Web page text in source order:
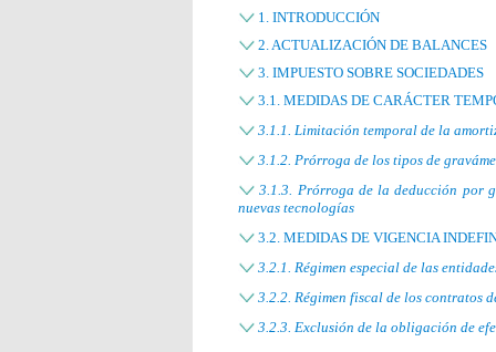
1. INTRODUCCIÓN
2. ACTUALIZACIÓN DE BALANCES
3. IMPUESTO SOBRE SOCIEDADES
3.1. MEDIDAS DE CARÁCTER
3.1.1. Limitación temporal de la
3.1.2. Prórroga de los tipos de
3.1.3. Prórroga de la deducción por
nuevas tecnologías
3.2. MEDIDAS DE VIGENCIA
3.2.1. Régimen especial de las
3.2.2. Régimen fiscal de los contratos
3.2.3. Exclusión de la obligación de